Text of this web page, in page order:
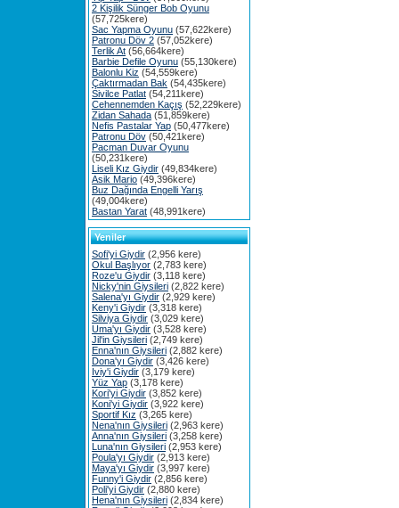
2 Kişilik Sünger Bob Oyunu
(57,725kere)
Sac Yapma Oyunu (57,622kere)
Patronu Döv 2 (57,052kere)
Terlik At (56,664kere)
Barbie Defile Oyunu (55,130kere)
Balonlu Kiz (54,559kere)
Çaktırmadan Bak (54,435kere)
Sivilce Patlat (54,211kere)
Cehennemden Kaçış (52,229kere)
Zidan Sahada (51,859kere)
Nefis Pastalar Yap (50,477kere)
Patronu Döv (50,421kere)
Pacman Duvar Oyunu
(50,231kere)
Liseli Kız Giydir (49,834kere)
Asik Mario (49,396kere)
Buz Dağında Engelli Yarış
(49,004kere)
Bastan Yarat (48,991kere)
Yeniler
Sofi'yi Giydir (2,956 kere)
Okul Başlıyor (2,783 kere)
Roze'u Giydir (3,118 kere)
Nicky'nin Giysileri (2,822 kere)
Salena'yı Giydir (2,929 kere)
Keny'i Giydir (3,318 kere)
Silviya Giydir (3,029 kere)
Uma'yı Giydir (3,528 kere)
Jil'in Giysileri (2,749 kere)
Enna'nın Giysileri (2,882 kere)
Dona'yı Giydir (3,426 kere)
Iviy'i Giydir (3,179 kere)
Yüz Yap (3,178 kere)
Kori'yi Giydir (3,852 kere)
Koni'yi Giydir (3,922 kere)
Sportif Kız (3,265 kere)
Nena'nın Giysileri (2,963 kere)
Anna'nın Giysileri (3,258 kere)
Luna'nın Giysileri (2,953 kere)
Poula'yı Giydir (2,913 kere)
Maya'yı Giydir (3,997 kere)
Funny'i Giydir (2,856 kere)
Poli'yi Giydir (2,880 kere)
Hena'nın Giysileri (2,834 kere)